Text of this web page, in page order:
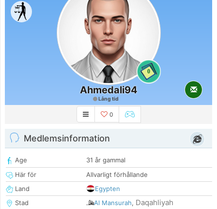
0
Ahmedali94
Lång tid
0
Medlemsinformation
Age
31 år gammal
Här för
Allvarligt förhållande
Land
Egypten
Stad
Al Mansurah, Daqahliyah